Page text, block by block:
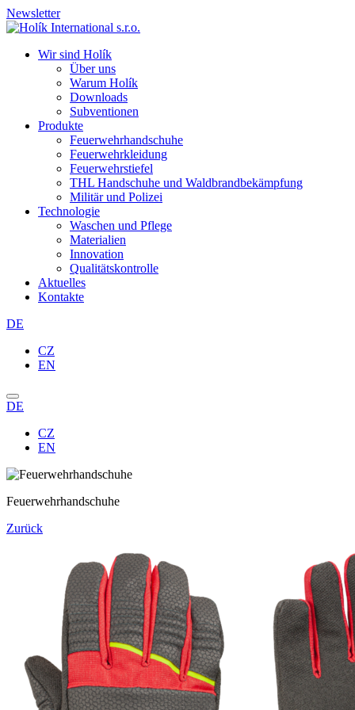
Newsletter
Wir sind Holík
Über uns
Warum Holík
Downloads
Subventionen
Produkte
Feuerwehrhandschuhe
Feuerwehrkleidung
Feuerwehrstiefel
THL Handschuhe und Waldbrandbekämpfung
Militär und Polizei
Technologie
Waschen und Pflege
Materialien
Innovation
Qualitätskontrolle
Aktuelles
Kontakte
DE
CZ
EN
DE
CZ
EN
Feuerwehrhandschuhe
Zurück